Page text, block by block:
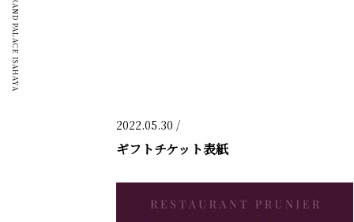
GRAND PALACE ISAHAYA
2022.05.30 /
ギフトチケット表紙